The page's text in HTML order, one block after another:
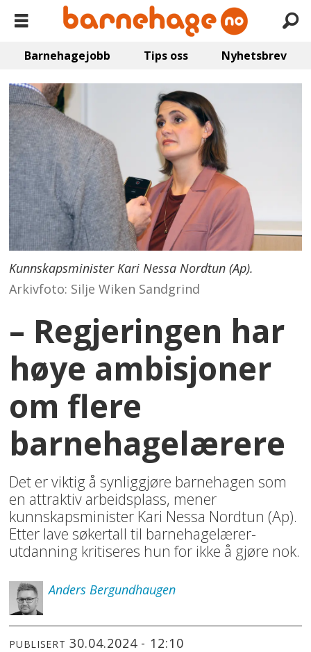
Barnehagejobb Tips oss Nyhetsbrev
Kunnskapsminister Kari Nessa Nordtun (Ap).
Arkivfoto: Silje Wiken Sandgrind
– Regjeringen har
høye ambisjoner
om flere
barnehagelærere
Det er viktig å synliggjøre barnehagen som
en attraktiv arbeidsplass, mener
kunnskapsminister Kari Nessa Nordtun (Ap).
Etter lave søkertall til barnehagelærer­
utdanning kritiseres hun for ikke å gjøre nok.
Anders Bergundhaugen
PUBLISERT 30.04.2024 - 12:10